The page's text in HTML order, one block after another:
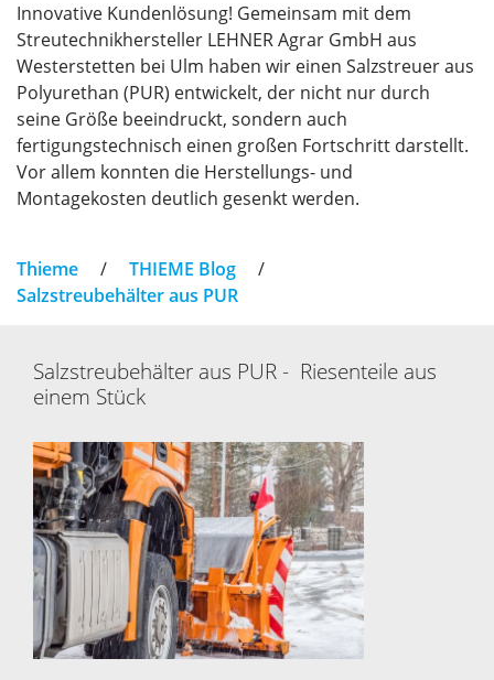
Innovative Kundenlösung! Gemeinsam mit dem
Streutechnikhersteller LEHNER Agrar GmbH aus
Westerstetten bei Ulm haben wir einen Salzstreuer aus
Polyurethan (PUR) entwickelt, der nicht nur durch
seine Größe beeindruckt, sondern auch
fertigungstechnisch einen großen Fortschritt darstellt.
Vor allem konnten die Herstellungs- und
Montagekosten deutlich gesenkt werden.
Thieme / THIEME Blog
/
Salzstreubehälter aus PUR
Salzstreubehälter aus PUR - Riesenteile aus
einem Stück